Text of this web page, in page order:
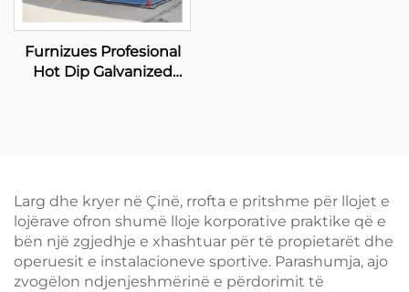
Furnizues Profesional
Hot Dip Galvanized
Larg dhe kryer në Çinë, rrofta e pritshme për llojet e
lojërave ofron shumë lloje korporative praktike që e
bën një zgjedhje e xhashtuar për të propietarët dhe
operuesit e instalacioneve sportive. Parashumja, ajo
zvogëlon ndjenjeshmërinë e përdorimit të